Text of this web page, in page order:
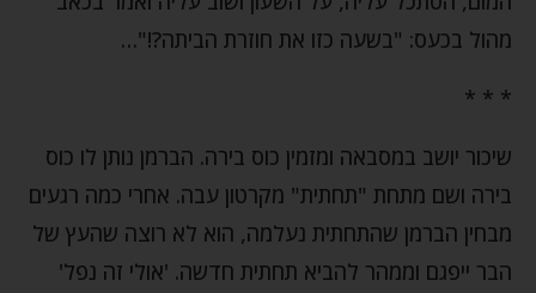
מהול בכעס: "בשעה כזו את חוזרת הביתה?!"…
* * *
שיכור יושב במסבאה ומזמין כוס בירה. הברמן נותן לו כוס
בירה ושם מתחת "תחתית" מקרטון עבה. אחרי כמה רגעים
מבחין הברמן שהתחתית נעלמה, הוא לא רוצה שהעץ של
הבר ייפגם וממהר להביא תחתית חדשה. 'אולי זה נפל'